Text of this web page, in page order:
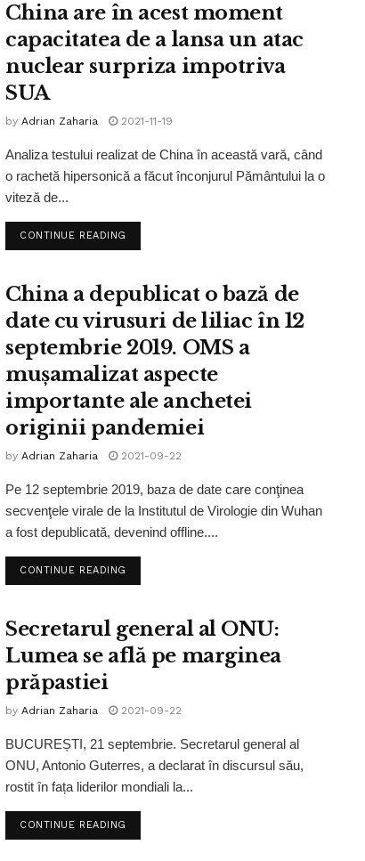
China are în acest moment
capacitatea de a lansa un atac
nuclear surpriza impotriva
SUA
by Adrian Zaharia 2021-11-19
Analiza testului realizat de China în această vară, când
o rachetă hipersonică a făcut înconjurul Pământului la o
viteză de...
CONTINUE READING
China a depublicat o bază de
date cu virusuri de liliac în 12
septembrie 2019. OMS a
muşamalizat aspecte
importante ale anchetei
originii pandemiei
by Adrian Zaharia 2021-09-22
Pe 12 septembrie 2019, baza de date care conţinea
secvenţele virale de la Institutul de Virologie din Wuhan
a fost depublicată, devenind offline....
CONTINUE READING
Secretarul general al ONU:
Lumea se află pe marginea
prăpastiei
by Adrian Zaharia 2021-09-22
BUCUREȘTI, 21 septembrie. Secretarul general al
ONU, Antonio Guterres, a declarat în discursul său,
rostit în fața liderilor mondiali la...
CONTINUE READING